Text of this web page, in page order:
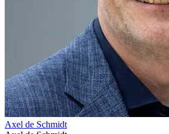
Axel de Schmidt